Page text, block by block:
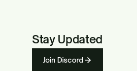
Stay Updated
Join Discord